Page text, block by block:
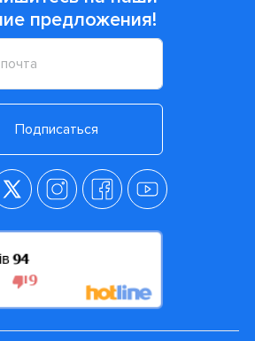
предложения!
Подписаться